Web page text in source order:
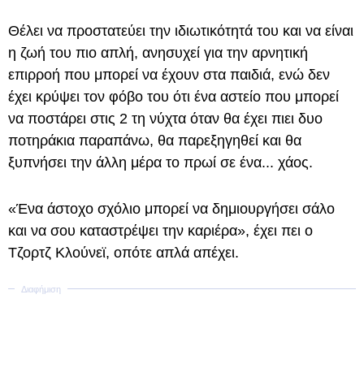
Θέλει να προστατεύει την ιδιωτικότητά του και να είναι
η ζωή του πιο απλή, ανησυχεί για την αρνητική
επιρροή που μπορεί να έχουν στα παιδιά, ενώ δεν
έχει κρύψει τον φόβο του ότι ένα αστείο που μπορεί
να ποστάρει στις 2 τη νύχτα όταν θα έχει πιει δυο
ποτηράκια παραπάνω, θα παρεξηγηθεί και θα
ξυπνήσει την άλλη μέρα το πρωί σε ένα... χάος.
«Ένα άστοχο σχόλιο μπορεί να δημιουργήσει σάλο
και να σου καταστρέψει την καριέρα», έχει πει ο
Τζορτζ Κλούνεϊ, οπότε απλά απέχει.